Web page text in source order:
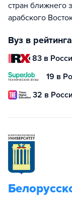
стран ближнего
арабского
Вуз в
83 в
19 в
32 в